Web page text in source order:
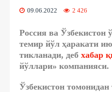
09.06.2022 2 426
Россия ва Ўзбекистон
темир йўл ҳаракати
тикланади, деб хабар
йўллари» компанияси.
Ўзбекистон